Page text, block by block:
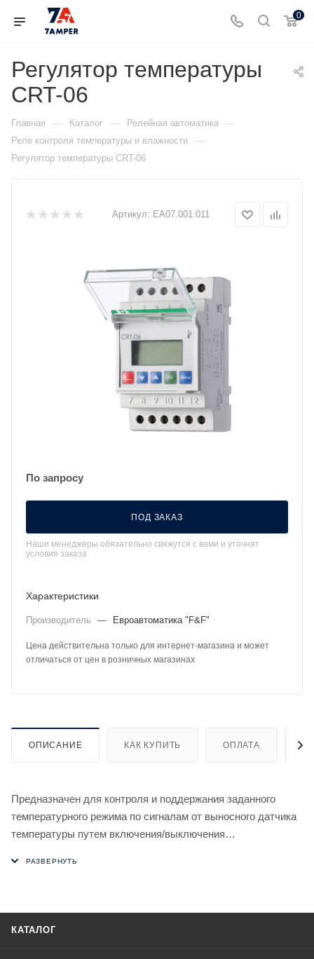
0
Регулятор температуры
CRT-06
Главная — Каталог — Релейная автоматика —
Реле контроля температуры и влажности —
Регулятор температуры CRT-06
Артикул: ЕА07.001.011
По запросу
ПОД ЗАКАЗ
Наши менеджеры обязательно свяжутся с вами и уточнят
условия заказа
Характеристики
Производитель — Евроавтоматика "F&F"
Цена действительна только для интернет-магазина и может
отличаться от цен в розничных магазинах
ОПИСАНИЕ КАК КУПИТЬ ОПЛАТА
Предназначен для контроля и поддержания заданного
температурного режима по сигналам от выносного датчика
температуры путем включения/выключения
КАТАЛОГ